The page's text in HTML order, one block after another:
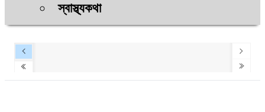
স্বাস্থ্যকথা